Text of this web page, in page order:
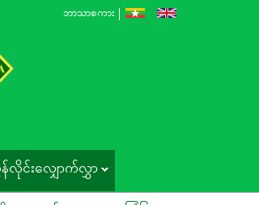
ဘာသာစကား
လိုင်းလျှောက်လွှာ